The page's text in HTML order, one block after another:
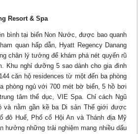
Resort & Spa
bình tại biển Non Nước, được bao quanh
quan hấp dẫn, Hyatt Regency Danang
chân lý tưởng để khám phá nét quyến rũ
Khu nghỉ dưỡng 5 sao dành cho gia đình
căn hộ residences từ một đến ba phòng
phòng ngủ với 700 mét bờ biển, 5 hồ bơi
tâm thể dục, VIE Spa. Chỉ cách Ngũ
và nằm gần kề ba Di sản Thế giới được
đô Huế, Phố cổ Hội An và Thánh địa Mỹ
hưởng những trải nghiệm mang nhiều dấu